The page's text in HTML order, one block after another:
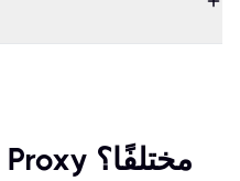
ما الذي يجعل CBT Proxy مختلفًا؟